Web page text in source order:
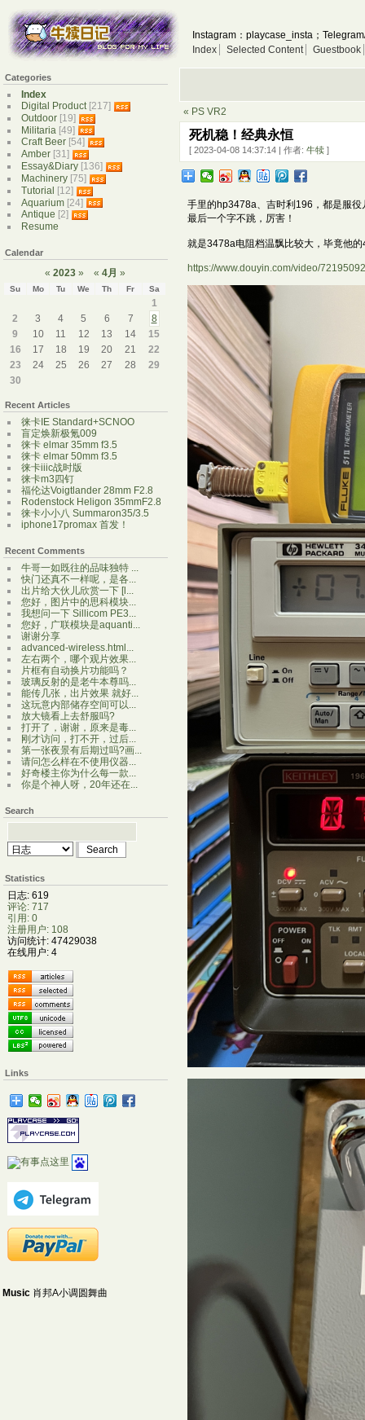
Instagram：playcase_insta；
Index
Selected Content Guestbook
« PS VR2
死机稳！经典永恒
[ 2023-04-08 14:37:14 | 作者: 牛犊 ]
手里的hp3478a、吉时利196，都是服
最后一个字不跳，厉害！
就是3478a电阻档温飘比较大，毕竟他
https://www.douyin.com/video/
Categories
Index
Digital Product[217]
Outdoor [19]
Militaria [49]
Craft Beer [54]
Amber [31]
Essay&Diary [136]
Machinery [75]
Tutorial [12]
Aquarium [24]
Antique [2]
Resume
Calendar
« 2023 » « 4月 »
Su Mo Tu We Th Fr Sa
1
2
3 4 5 6 7
8
9
10 11 12 13 14
15
16
17 18 19 20 21
22
23
24 25 26 27 28
29
30
Recent Articles
徕卡IE Standard+SCNOO
盲定焕新极氪009
徕卡 elmar 35mm f3.5
徕卡 elmar 50mm f3.5
徕卡iiic战时版
徕卡m3四钉
福伦达Voigtlander 28mm F2.8
Rodenstock Heligon 35mmF2.8
徕卡小小八 Summaron35/3.5
iphone17promax 首发！
Recent Comments
牛哥一如既往的品味独特 ...
快门还真不一样呢，是各...
出片给大伙儿欣赏一下 [l...
您好，图片中的思科模块...
我想问一下 Sillicom PE3...
您好，广联模块是aquanti...
谢谢分享
advanced-wireless.html...
左右两个，哪个观片效果...
片框有自动换片功能吗？
玻璃反射的是老牛本尊吗...
能传几张，出片效果 就好...
这玩意内部储存空间可以...
放大镜看上去舒服吗?
打开了，谢谢，原来是毒...
刚才访问，打不开，过后...
第一张夜景有后期过吗?画...
请问怎么样在不使用仪器...
好奇楼主你为什么每一款...
你是个神人呀，20年还在...
Search
Statistics
日志: 619
评论: 717
引用: 0
注册用户: 108
访问统计: 47429038
在线用户: 4
Links
Music 肖邦A小调圆舞曲